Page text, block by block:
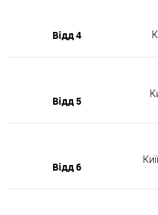
Відд 4
Відд 5
Відд 6